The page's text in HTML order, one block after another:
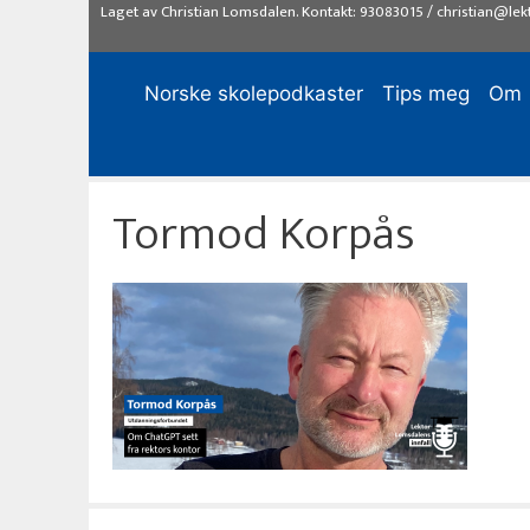
Laget avChristian Lomsdalen. Kontakt: 93083015/
Norske skolepodkaster Tips meg Om
Tormod Korpås